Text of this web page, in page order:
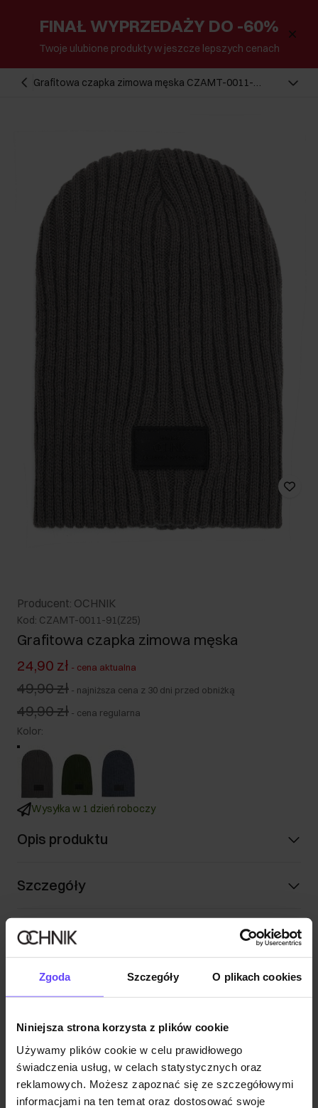
Zgoda Szczegóły O plikach cookies
Niniejsza strona korzysta z plików cookie
Używamy plików cookie w celu prawidłowego
świadczenia usług, w celach statystycznych oraz
reklamowych. Możesz zapoznać się ze szczegółowymi
informacjami na ten temat oraz dostosować swoje
FINAŁ WYPRZEDAŻY DO -60%
Twoje ulubione produkty w jeszcze lepszych cenach
Grafitowa czapka zimowa męska CZAMT-0011-
Producent: OCHNIK
Kod: CZAMT-0011-91(Z25)
Grafitowa czapka zimowa męska
24,90 zł - cena aktualna
49,90 zł - najniższa cena z 30 dni przed obniżką
49,90 zł - cena regularna
Kolor:
Wysyłka w 1 dzień roboczy
Opis produktu
Szczegóły
Skład i wymiary
Opinie
Zestaw
Szalik męski SZAMT-0016-91(Z25)
39,90 zł
najniższa cena z 30 dni przed obniżką